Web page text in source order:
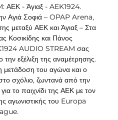
ΑΕΚ - Άγιαξ - AEK1924.
Αγιά Σοφιά – OPAP Arena,
μεταξύ ΑΕΚ και Άγιαξ – Στα
Κοσικίδης και Πάνος
AUDIO STREAM σας
την εξέλιξη της αναμέτρησης.
του αγώνα και ο
σχόλιο, ζωντανά από την
το παιχνίδι της ΑΕΚ με τον
αγωνιστικής του Europa